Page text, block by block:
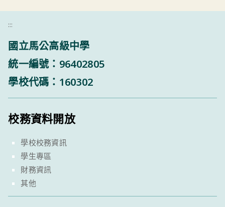
:::
國立馬公高級中學
統一編號：96402805
學校代碼：160302
校務資料開放
學校校務資訊
學生專區
財務資訊
其他